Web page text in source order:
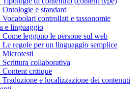
Ontologie e standard
Vocabolari controllati e tassonomie
e linguaggio
Come leggono le persone sul web
Le regole per un linguaggio semplice
Microtesti
Scrittura collaborativa
Content critique
Traduzione e localizzazione dei contenuti